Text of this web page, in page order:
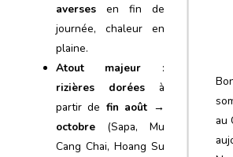
averses en fin de
journée, chaleur en
plaine.
Atout majeur :
rizières doréesà
partir de fin août →
octobre (Sapa, Mu
Cang Chai, Hoang Su
au